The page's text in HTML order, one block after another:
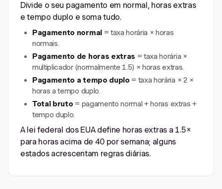
Divide o seu pagamento em normal, horas extras
e tempo duplo e soma tudo.
Pagamento normal= taxa horária × horas
normais.
Pagamento de horas extras = taxa horária ×
multiplicador (normalmente 1.5) × horas extras.
Pagamento a tempo duplo = taxa horária × 2 ×
horas a tempo duplo.
Total bruto = pagamento normal + horas extras +
tempo duplo.
A lei federal dos EUA define horas extras a 1.5×
para horas acima de 40 por semana; alguns
estados acrescentam regras diárias.